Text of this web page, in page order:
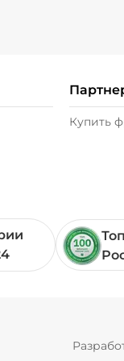
Купить